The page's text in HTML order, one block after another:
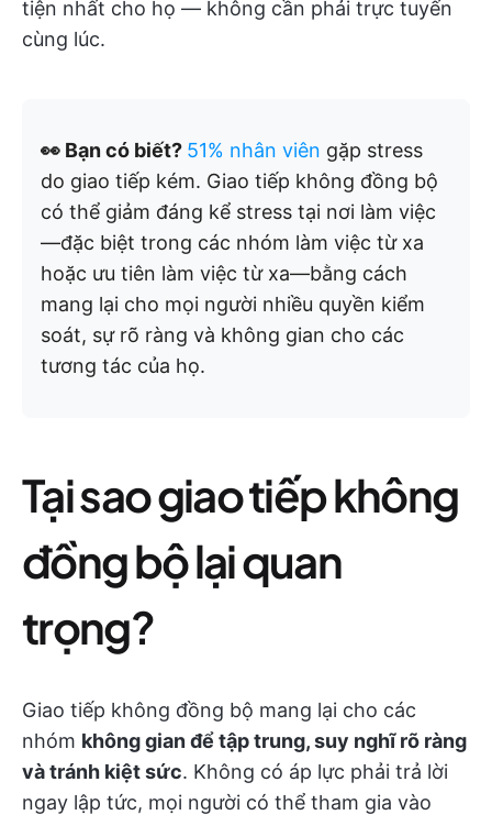
tiện nhất cho họ — không cần phải trực tuyến
cùng lúc.
👀 Bạn có biết? 51% nhân viên gặp stress
do giao tiếp kém. Giao tiếp không đồng bộ
có thể giảm đáng kể stress tại nơi làm việc
—đặc biệt trong các nhóm làm việc từ xa
hoặc ưu tiên làm việc từ xa—bằng cách
mang lại cho mọi người nhiều quyền kiểm
soát, sự rõ ràng và không gian cho các
tương tác của họ.
Tại sao giao tiếp không
đồng bộ lại quan
trọng?
Giao tiếp không đồng bộ mang lại cho các
nhóm không gian để tập trung, suy nghĩ rõ ràng
và tránh kiệt sức. Không có áp lực phải trả lời
ngay lập tức, mọi người có thể tham gia vào